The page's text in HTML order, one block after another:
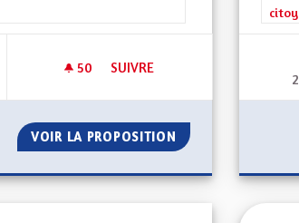
50 50 ABONNÉS
SUIVRE
DROIT À L'HYGIÈNE
VOIR LA PROPOSITION DROIT À